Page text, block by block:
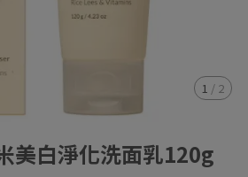
1 / 2
白淨化洗面乳120g